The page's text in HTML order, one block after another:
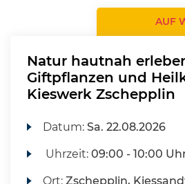
AUF
Natur hautnah
Giftpflanzen und
Kieswerk Zschepplin
Datum:Sa. 22.08.2026
Uhrzeit:09:00 - 10:00
Ort:Zschepplin,